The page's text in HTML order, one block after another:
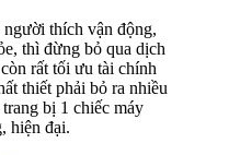
thích vận động,
thì đừng bỏ qua dịch
rất tối ưu tài chính
thiết phải bỏ ra nhiều
bị 1 chiếc máy
hiện đại.